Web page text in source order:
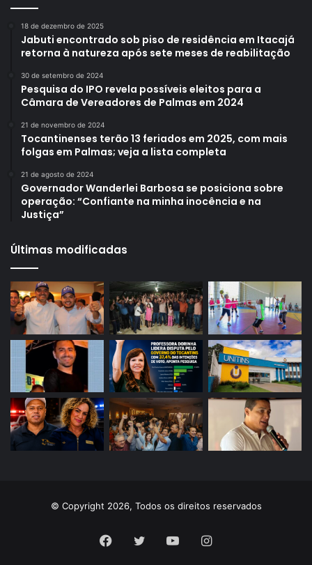
18 de dezembro de 2025
Jabuti encontrado sob piso de residência em Itacajá
retorna à natureza após sete meses de reabilitação
30 de setembro de 2024
Pesquisa do IPO revela possíveis eleitos para a
Câmara de Vereadores de Palmas em 2024
21 de novembro de 2024
Tocantinenses terão 13 feriados em 2025, com mais
folgas em Palmas; veja a lista completa
21 de agosto de 2024
Governador Wanderlei Barbosa se posiciona sobre
operação: “Confiante na minha inocência e na
Justiça”
Últimas modificadas
© Copyright 2026, Todos os direitos reservados
Facebook
Twitter YouTubeInstagram